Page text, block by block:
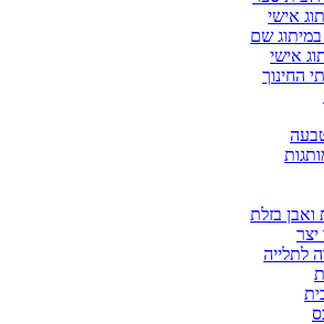
אישי
שם
אישי
החינוך
ואבן בזלת
לתלייה